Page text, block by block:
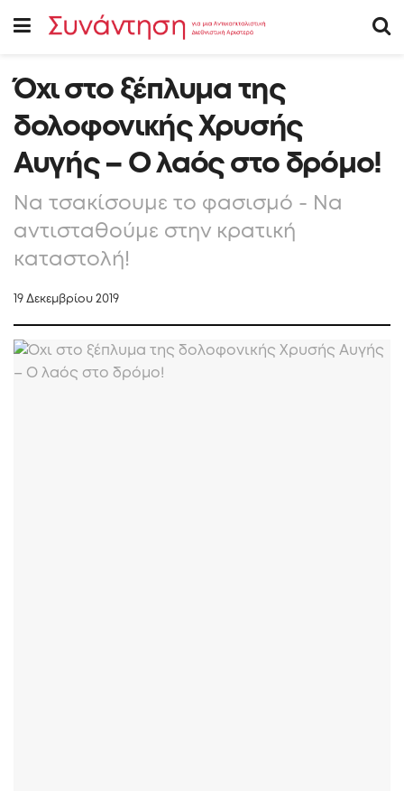
Όχι στο ξέπλυμα της
δολοφονικής Χρυσής
Αυγής – Ο λαός στο δρόμο!
Να τσακίσουμε το φασισμό - Να
αντισταθούμε στην κρατική
καταστολή!
19 Δεκεμβρίου 2019